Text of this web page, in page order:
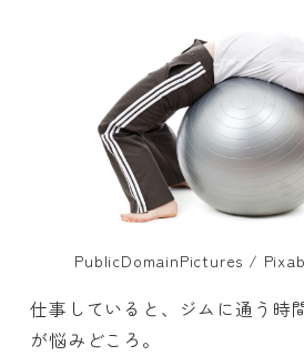
PublicDomainPictures /
仕事していると、ジムに通う時
が悩みどころ。